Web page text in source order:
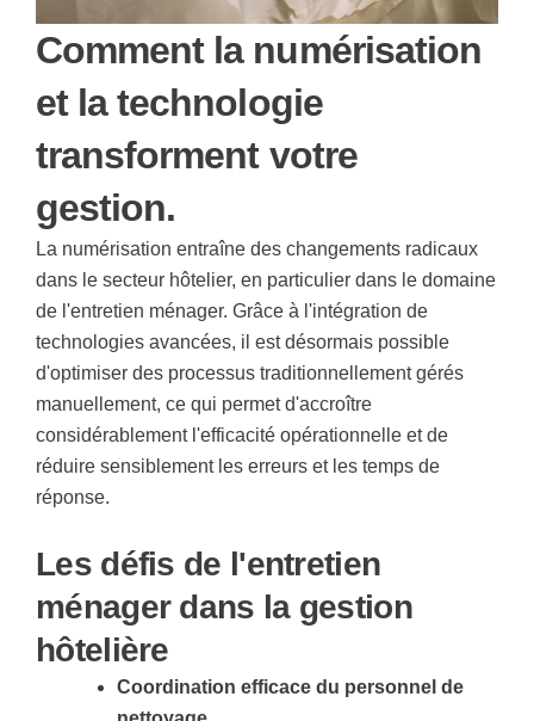
Comment la numérisation
et la technologie
transforment votre
gestion.
La numérisation entraîne des changements radicaux
dans le secteur hôtelier, en particulier dans le domaine
de l'entretien ménager. Grâce à l'intégration de
technologies avancées, il est désormais possible
d'optimiser des processus traditionnellement gérés
manuellement, ce qui permet d'accroître
considérablement l'efficacité opérationnelle et de
réduire sensiblement les erreurs et les temps de
réponse.
Les défis de l'entretien
ménager dans la gestion
hôtelière
Coordination efficace du personnel de